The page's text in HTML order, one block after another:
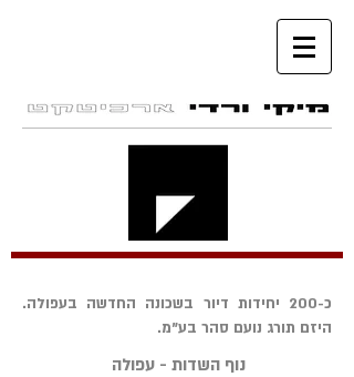
כ-200 יחידות דיור בשכונה החדשה בעפולה.
היזם תורג נועם סהר בע"מ.
נוף השדות - עפולה